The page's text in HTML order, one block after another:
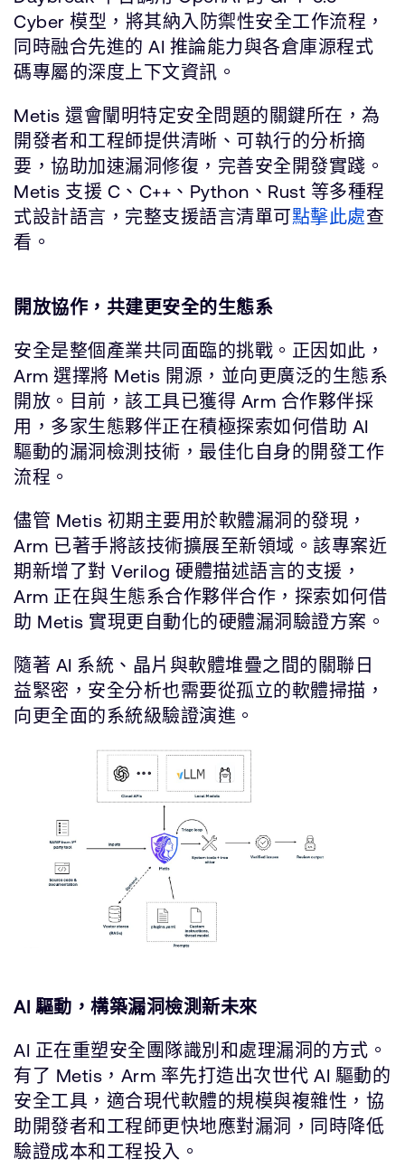
Cyber 模型，將其納入防禦性安全工作流程，
同時融合先進的 AI 推論能力與各倉庫源程式
碼專屬的深度上下文資訊。
Metis 還會闡明特定安全問題的關鍵所在，為
開發者和工程師提供清晰、可執行的分析摘
要，協助加速漏洞修復，完善安全開發實踐。
Metis 支援 C、C++、Python、Rust 等多種程
式設計語言，完整支援語言清單可點擊此處查
看。
開放協作，共建更安全的生態系
安全是整個產業共同面臨的挑戰。正因如此，
Arm 選擇將 Metis 開源，並向更廣泛的生態系
開放。目前，該工具已獲得 Arm 合作夥伴採
用，多家生態夥伴正在積極探索如何借助 AI
驅動的漏洞檢測技術，最佳化自身的開發工作
流程。
儘管 Metis 初期主要用於軟體漏洞的發現，
Arm 已著手將該技術擴展至新領域。該專案近
期新增了對 Verilog 硬體描述語言的支援，
Arm 正在與生態系合作夥伴合作，探索如何借
助 Metis 實現更自動化的硬體漏洞驗證方案。
隨著 AI 系統、晶片與軟體堆疊之間的關聯日
益緊密，安全分析也需要從孤立的軟體掃描，
向更全面的系統級驗證演進。
AI 驅動，構築漏洞檢測新未來
AI 正在重塑安全團隊識別和處理漏洞的方式。
有了 Metis，Arm 率先打造出次世代 AI 驅動的
安全工具，適合現代軟體的規模與複雜性，協
助開發者和工程師更快地應對漏洞，同時降低
驗證成本和工程投入。